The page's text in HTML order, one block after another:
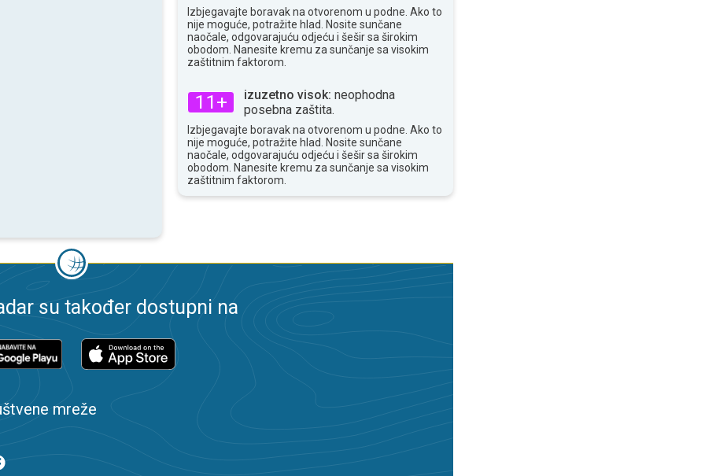
Izbjegavajte boravak na otvorenom u podne. Ako to
nije moguće, potražite hlad. Nosite sunčane
naočale, odgovarajuću odjeću i šešir sa širokim
obodom. Nanesite kremu za sunčanje sa visokim
zaštitnim faktorom.
11+ izuzetno visok: neophodna
posebna zaštita.
Izbjegavajte boravak na otvorenom u podne. Ako to
nije moguće, potražite hlad. Nosite sunčane
naočale, odgovarajuću odjeću i šešir sa širokim
obodom. Nanesite kremu za sunčanje sa visokim
zaštitnim faktorom.
su također dostupni na
mreže